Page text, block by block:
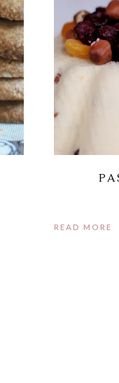
READ MORE